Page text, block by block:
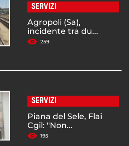
SERVIZI
Agropoli (Sa),
incidente tra du...
259
SERVIZI
Piana del Sele, Flai
Cgil: "Non...
195